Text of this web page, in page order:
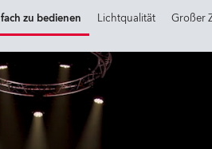
zu bedienen Lichtqualität Großer